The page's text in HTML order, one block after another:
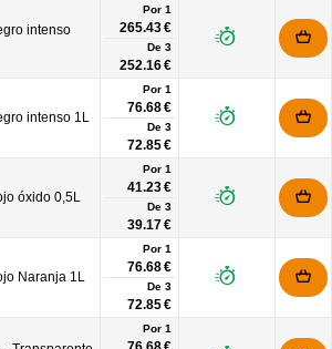
intenso
Por 1
265.43 €
De 3
252.16 €
intenso 1L
Por 1
76.68 €
De 3
72.85 €
óxido 0,5L
Por 1
41.23 €
De 3
39.17 €
Naranja 1L
Por 1
76.68 €
De 3
72.85 €
Por 1